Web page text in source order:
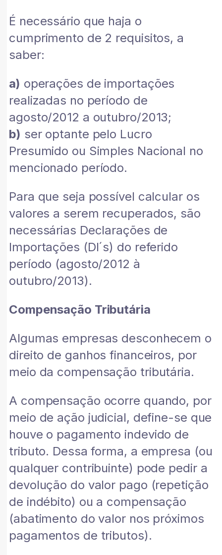
É necessário que haja o
cumprimento de 2 requisitos, a
saber:
a) operações de importações
realizadas no período de
agosto/2012 a outubro/2013;
b) ser optante pelo Lucro
Presumido ou Simples Nacional no
mencionado período.
Para que seja possível calcular os
valores a serem recuperados, são
necessárias Declarações de
Importações (DI´s) do referido
período (agosto/2012 à
outubro/2013).
Compensação Tributária
Algumas empresas desconhecem o
direito de ganhos financeiros, por
meio da compensação tributária.
A compensação ocorre quando, por
meio de ação judicial, define-se que
houve o pagamento indevido de
tributo. Dessa forma, a empresa (ou
qualquer contribuinte) pode pedir a
devolução do valor pago (repetição
de indébito) ou a compensação
(abatimento do valor nos próximos
pagamentos de tributos).